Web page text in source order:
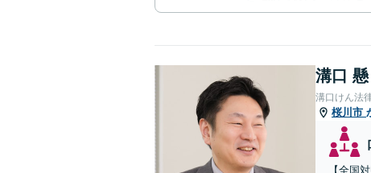
溝口 懸
溝口けん法
桜川市
【全国